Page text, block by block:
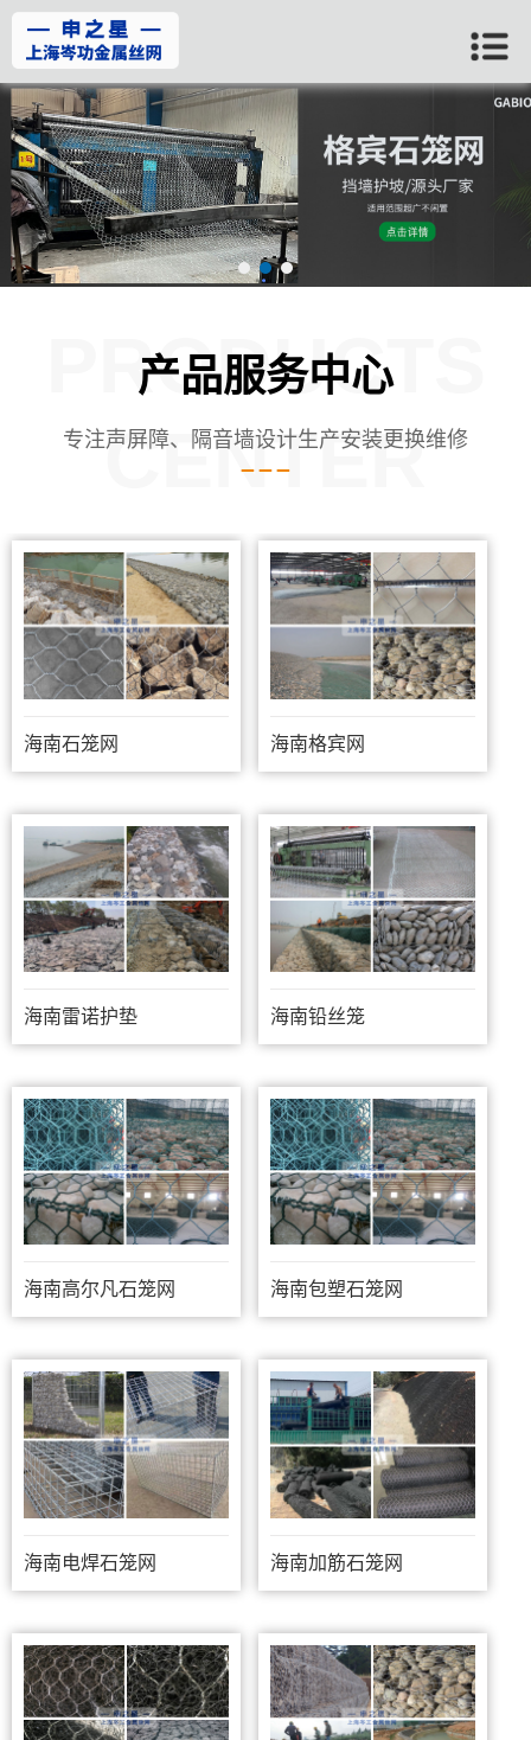
产品服务中心
PRODUCTS
CENTER
专注声屏障、隔音墙设计生产安装更换维修
海南石笼网 海南格宾网
海南雷诺护垫 海南铅丝笼
海南高尔凡石笼网 海南包塑石笼网
海南电焊石笼网 海南加筋石笼网